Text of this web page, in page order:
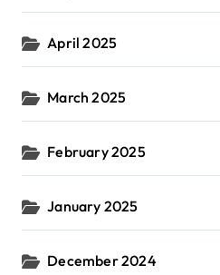
April 2025
March 2025
February 2025
January 2025
December 2024